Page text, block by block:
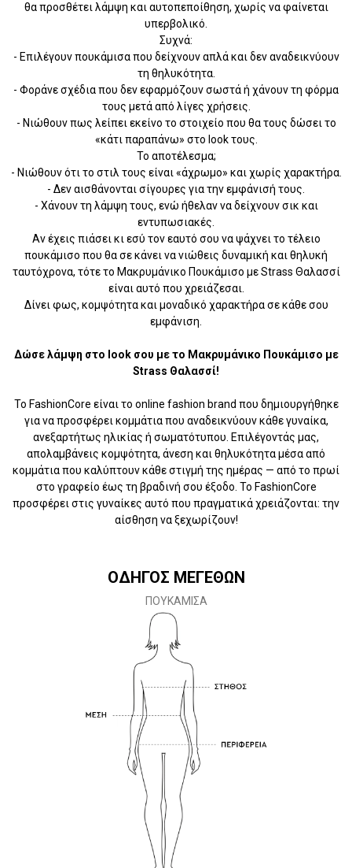
θα προσθέτει λάμψη και αυτοπεποίθηση, χωρίς να φαίνεται
υπερβολικό.
Συχνά:
- Επιλέγουν πουκάμισα που δείχνουν απλά και δεν αναδεικνύουν
τη θηλυκότητα.
- Φοράνε σχέδια που δεν εφαρμόζουν σωστά ή χάνουν τη φόρμα
τους μετά από λίγες χρήσεις.
- Νιώθουν πως λείπει εκείνο το στοιχείο που θα τους δώσει το
«κάτι παραπάνω» στο look τους.
Το αποτέλεσμα;
- Νιώθουν ότι το στιλ τους είναι «άχρωμο» και χωρίς χαρακτήρα.
- Δεν αισθάνονται σίγουρες για την εμφάνισή τους.
- Χάνουν τη λάμψη τους, ενώ ήθελαν να δείχνουν σικ και
εντυπωσιακές.
Αν έχεις πιάσει κι εσύ τον εαυτό σου να ψάχνει το τέλειο
πουκάμισο που θα σε κάνει να νιώθεις δυναμική και θηλυκή
ταυτόχρονα, τότε το Μακρυμάνικο Πουκάμισο με Strass Θαλασσί
είναι αυτό που χρειάζεσαι.
Δίνει φως, κομψότητα και μοναδικό χαρακτήρα σε κάθε σου
εμφάνιση.
Δώσε λάμψη στο look σου με το Μακρυμάνικο Πουκάμισο με
Strass Θαλασσί!
Το FashionCore είναι το online fashion brand που δημιουργήθηκε
για να προσφέρει κομμάτια που αναδεικνύουν κάθε γυναίκα,
ανεξαρτήτως ηλικίας ή σωματότυπου. Επιλέγοντάς μας,
απολαμβάνεις κομψότητα, άνεση και θηλυκότητα μέσα από
κομμάτια που καλύπτουν κάθε στιγμή της ημέρας — από το πρωί
στο γραφείο έως τη βραδινή σου έξοδο. Το FashionCore
προσφέρει στις γυναίκες αυτό που πραγματικά χρειάζονται: την
αίσθηση να ξεχωρίζουν!
ΟΔΗΓΟΣ ΜΕΓΕΘΩΝ
ΠΟΥΚΑΜΙΣΑ